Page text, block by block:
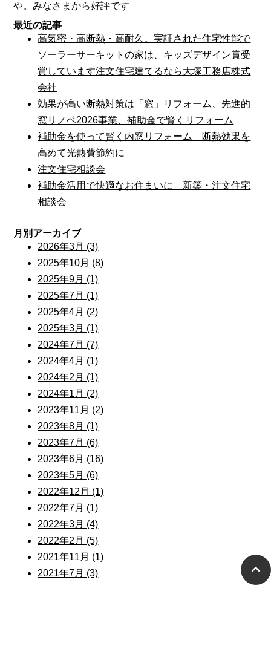
や。みなさまから好評です
最近の記事
高気密・高断熱・高耐久。実証された住宅性能で
ソーラーサーキットの家は、キッズデザイン賞受
賞しています注文住宅建てるなら大塚工務店株式
会社
効果が高い断熱対策は「窓」リフォーム、先進的
窓リノベ2026事業、補助金で賢くリフォーム
補助金を使って賢く内窓リフォーム 断熱効果を
高めて光熱費節約に
注文住宅相談会
補助金活用で快適なお住まいに 新築・注文住宅
相談会
月別アーカイブ
2026年3月 (3)
2025年10月 (8)
2025年9月 (1)
2025年7月 (1)
2025年4月 (2)
2025年3月 (1)
2024年7月 (7)
2024年4月 (1)
2024年2月 (1)
2024年1月 (2)
2023年11月 (2)
2023年8月 (1)
2023年7月 (6)
2023年6月 (16)
2023年5月 (6)
2022年12月 (1)
2022年7月 (1)
2022年3月 (4)
2022年2月 (5)
2021年11月 (1)
2021年7月 (3)